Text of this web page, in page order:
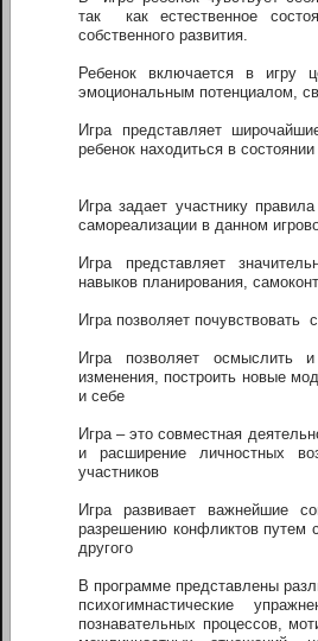
так как естественное
собственного развития.
Ребенок включается в игру
эмоциональным потенциалом,
Игра представляет
ребенок находиться в
Игра задает участнику
самореализации в данном
Игра представляет
навыков планирования,
Игра позволяет почувствовать
Игра позволяет осмыслить
изменения, построить новые
и себе
Игра – это совместная
и расширение личностных
участников
Игра развивает важнейшие
разрешению конфликтов путем
другого
В программе представлены
психогимнастические
познавательных процессов,